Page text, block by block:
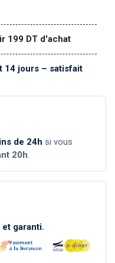
199 DT d'achat
14 jours – satisfait
de 24h si vous
20h.
garanti.